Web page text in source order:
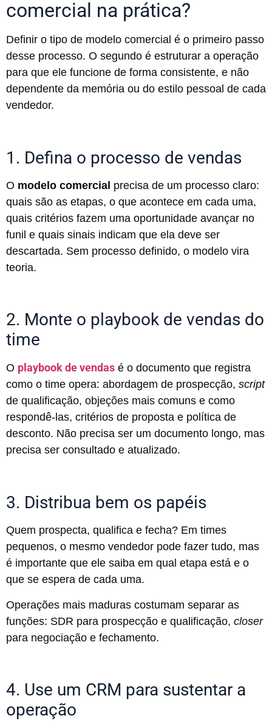
comercial na prática?
Definir o tipo de modelo comercial é o primeiro passo
desse processo. O segundo é estruturar a operação
para que ele funcione de forma consistente, e não
dependente da memória ou do estilo pessoal de cada
vendedor.
1. Defina o processo de vendas
O modelo comercial precisa de um processo claro:
quais são as etapas, o que acontece em cada uma,
quais critérios fazem uma oportunidade avançar no
funil e quais sinais indicam que ela deve ser
descartada. Sem processo definido, o modelo vira
teoria.
2. Monte o playbook de vendas do
time
O playbook de vendas é o documento que registra
como o time opera: abordagem de prospecção, script
de qualificação, objeções mais comuns e como
respondê-las, critérios de proposta e política de
desconto. Não precisa ser um documento longo, mas
precisa ser consultado e atualizado.
3. Distribua bem os papéis
Quem prospecta, qualifica e fecha? Em times
pequenos, o mesmo vendedor pode fazer tudo, mas
é importante que ele saiba em qual etapa está e o
que se espera de cada uma.
Operações mais maduras costumam separar as
funções: SDR para prospecção e qualificação, closer
para negociação e fechamento.
4. Use um CRM para sustentar a
operação